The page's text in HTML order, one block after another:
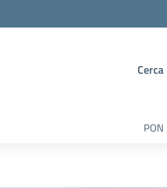
Cerca
PON